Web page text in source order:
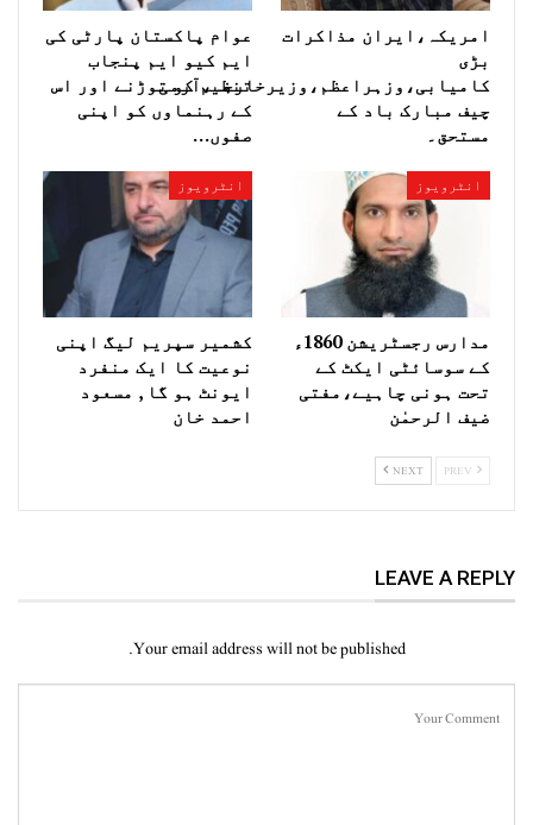
امریکہ،ایران مذاکرات
بڑی
کامیابی،وزہراعظم،وزیرخارجہ،آرمی
چیف مبارک باد کے
مستحق۔
عوام پاکستان پارٹی کی
ایم کیو ایم پنجاب
تنظیم کو توڑنے اور اس
کے رہنماوں کو اپنی
صفوں…
انٹرویوز
مدارس رجسٹریشن 1860ء
کے سوسائٹی ایکٹ کے
تحت ہونی چاہیے،مفتی
ضیف الرحمٰن
انٹرویوز
کشمیر سپریم لیگ اپنی
نوعیت کا ایک منفرد
ایونٹ ہو گا , مسعود
احمد خان
NEXT
LEAVE A REPLY
Your email address will not be published.